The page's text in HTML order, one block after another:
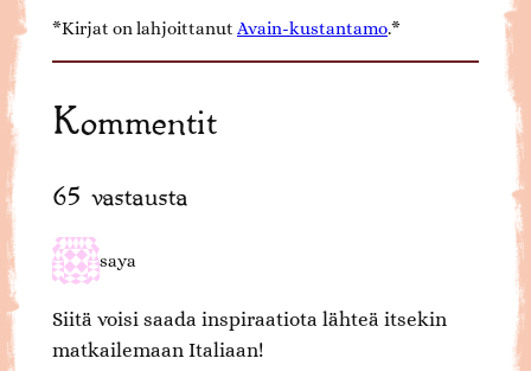
*Kirjat on lahjoittanut Avain-kustantamo.*
Kommentit
65 vastausta
saya
Siitä voisi saada inspiraatiota lähteä itsekin
matkailemaan Italiaan!